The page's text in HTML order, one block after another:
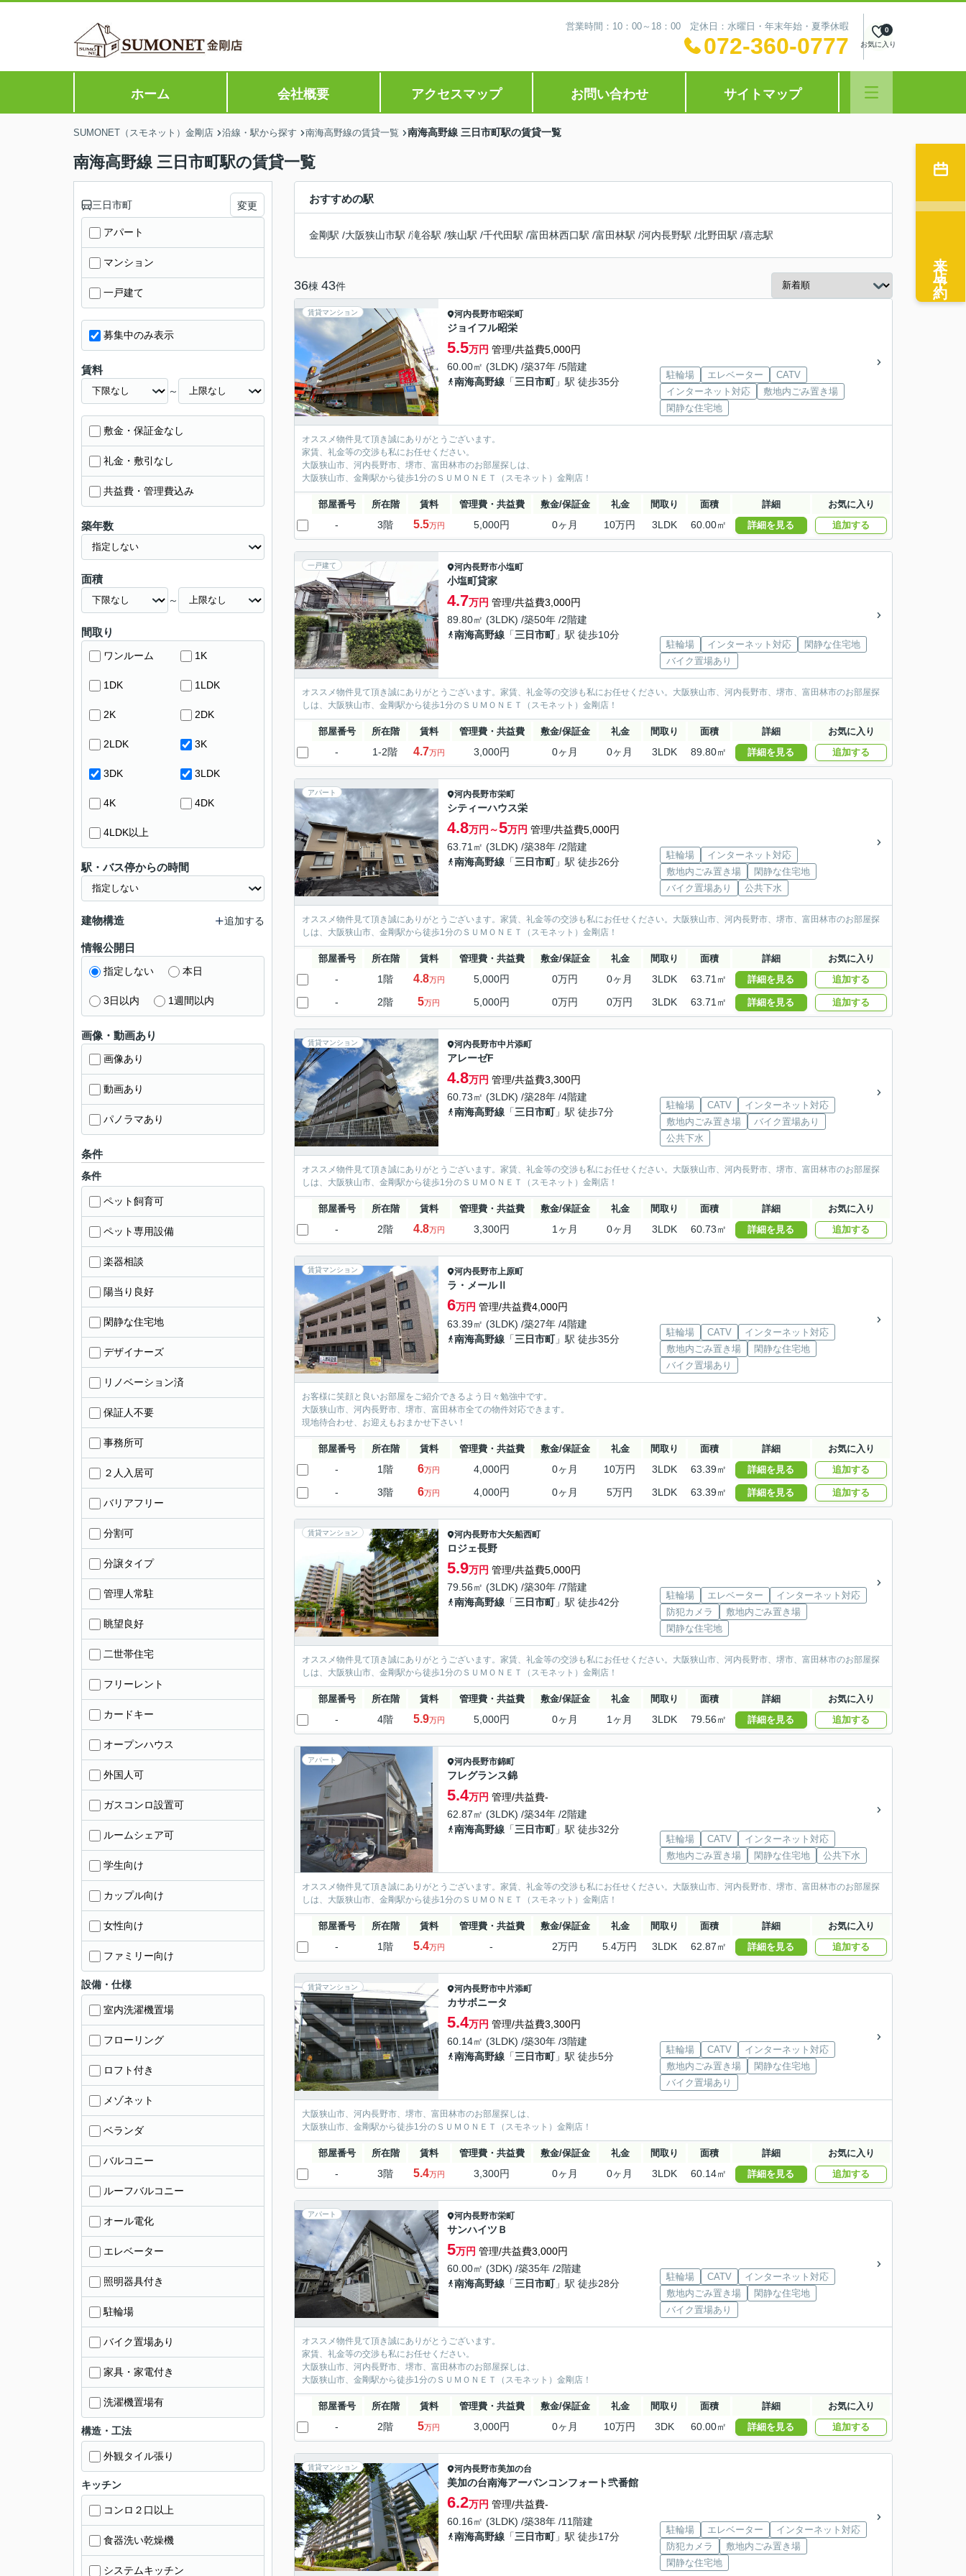
営業時間：10：00～18：00 定休日：水曜日・年末年始・夏季休暇
072-360-0777 お気に入り
0
ホーム 会社概要 アクセスマップ お問い合わせ サイトマップ
SUMONET（スモネット）金剛店 沿線・駅から探す 南海高野線の賃貸一覧 南海高野線 三日市町駅の賃貸一覧
南海高野線 三日市町駅の賃貸一覧
おすすめの駅
金剛駅 /大阪狭山市駅 /滝谷駅 /狭山駅 /千代田駅 /富田林西口駅 /富田林駅 /河内長野駅 /北野田駅 /喜志駅
36棟 43件
賃貸マンション 河内長野市昭栄町
ジョイフル昭栄
5.5万円 管理/共益費5,000円
60.00㎡ (3LDK) /築37年 /5階建
南海高野線 「三日市町」駅 徒歩35分
駐輪場 エレベーター
CATV
インターネット対応
敷地内ごみ置き場
閑静な住宅地
オススメ物件見て頂き誠にありがとうございます。
家賃、礼金等の交渉も私にお任せください。
大阪狭山市、河内長野市、堺市、富田林市のお部屋探しは、
大阪狭山市、金剛駅から徒歩1分のＳＵＭＯＮＥＴ（スモネット）金剛店！
部屋番号 所在階 賃料 管理費・共益費 敷金/保証金 礼金 間取り 面積 詳細 お気に入り
- 3階 5.5万円 5,000円 0ヶ月 10万円 3LDK 60.00㎡ 詳細を見る 追加する
一戸建て 河内長野市小塩町
小塩町貸家
4.7万円 管理/共益費3,000円
89.80㎡ (3LDK) /築50年 /2階建
南海高野線 「三日市町」駅 徒歩10分
駐輪場 インターネット対応
閑静な住宅地
バイク置場あり
オススメ物件見て頂き誠にありがとうございます。家賃、礼金等の交渉も私にお任せください。大阪狭山市、河内長野市、堺市、富田林市のお部屋探
しは、大阪狭山市、金剛駅から徒歩1分のＳＵＭＯＮＥＴ（スモネット）金剛店！
部屋番号 所在階 賃料 管理費・共益費 敷金/保証金 礼金 間取り 面積 詳細 お気に入り
- 1-2階 4.7万円 3,000円 0ヶ月 0ヶ月 3LDK 89.80㎡ 詳細を見る 追加する
アパート 河内長野市栄町
シティーハウス栄
4.8万円～5万円 管理/共益費5,000円
63.71㎡ (3LDK) /築38年 /2階建
南海高野線 「三日市町」駅 徒歩26分
駐輪場
インターネット対応
敷地内ごみ置き場
閑静な住宅地
バイク置場あり
公共下水
オススメ物件見て頂き誠にありがとうございます。家賃、礼金等の交渉も私にお任せください。大阪狭山市、河内長野市、堺市、富田林市のお部屋探
しは、大阪狭山市、金剛駅から徒歩1分のＳＵＭＯＮＥＴ（スモネット）金剛店！
部屋番号 所在階 賃料 管理費・共益費 敷金/保証金 礼金 間取り 面積 詳細 お気に入り
- 1階 4.8万円 5,000円 0万円 0ヶ月 3LDK 63.71㎡ 詳細を見る 追加する
- 2階 5万円 5,000円 0万円 0万円 3LDK 63.71㎡ 詳細を見る 追加する
賃貸マンション 河内長野市中片添町
アレーゼF
4.8万円 管理/共益費3,300円
60.73㎡ (3LDK) /築28年 /4階建
南海高野線 「三日市町」駅 徒歩7分
駐輪場 CATV
インターネット対応
敷地内ごみ置き場
バイク置場あり
公共下水
オススメ物件見て頂き誠にありがとうございます。家賃、礼金等の交渉も私にお任せください。大阪狭山市、河内長野市、堺市、富田林市のお部屋探
しは、大阪狭山市、金剛駅から徒歩1分のＳＵＭＯＮＥＴ（スモネット）金剛店！
部屋番号 所在階 賃料 管理費・共益費 敷金/保証金 礼金 間取り 面積 詳細 お気に入り
- 2階 4.8万円 3,300円 1ヶ月 0ヶ月 3LDK 60.73㎡ 詳細を見る 追加する
賃貸マンション 河内長野市上原町
ラ・メールⅡ
6万円 管理/共益費4,000円
63.39㎡ (3LDK) /築27年 /4階建
南海高野線 「三日市町」駅 徒歩35分
駐輪場 CATV
インターネット対応
敷地内ごみ置き場
閑静な住宅地
バイク置場あり
お客様に笑顔と良いお部屋をご紹介できるよう日々勉強中です。
大阪狭山市、河内長野市、堺市、富田林市全ての物件対応できます。
現地待合わせ、お迎えもおまかせ下さい！
部屋番号 所在階 賃料 管理費・共益費 敷金/保証金 礼金 間取り 面積 詳細 お気に入り
- 1階 6万円 4,000円 0ヶ月 10万円 3LDK 63.39㎡ 詳細を見る 追加する
- 3階 6万円 4,000円 0ヶ月 5万円 3LDK 63.39㎡ 詳細を見る 追加する
賃貸マンション 河内長野市大矢船西町
ロジェ長野
5.9万円 管理/共益費5,000円
79.56㎡ (3LDK) /築30年 /7階建
南海高野線 「三日市町」駅 徒歩42分
駐輪場 エレベーター
インターネット対応
防犯カメラ
敷地内ごみ置き場
閑静な住宅地
オススメ物件見て頂き誠にありがとうございます。家賃、礼金等の交渉も私にお任せください。大阪狭山市、河内長野市、堺市、富田林市のお部屋探
しは、大阪狭山市、金剛駅から徒歩1分のＳＵＭＯＮＥＴ（スモネット）金剛店！
部屋番号 所在階 賃料 管理費・共益費 敷金/保証金 礼金 間取り 面積 詳細 お気に入り
- 4階 5.9万円 5,000円 0ヶ月 1ヶ月 3LDK 79.56㎡ 詳細を見る 追加する
アパート 河内長野市錦町
フレグランス錦
5.4万円 管理/共益費-
62.87㎡ (3LDK) /築34年 /2階建
南海高野線 「三日市町」駅 徒歩32分
駐輪場 CATV
インターネット対応
敷地内ごみ置き場
閑静な住宅地 公共下水
オススメ物件見て頂き誠にありがとうございます。家賃、礼金等の交渉も私にお任せください。大阪狭山市、河内長野市、堺市、富田林市のお部屋探
しは、大阪狭山市、金剛駅から徒歩1分のＳＵＭＯＮＥＴ（スモネット）金剛店！
部屋番号 所在階 賃料 管理費・共益費 敷金/保証金 礼金 間取り 面積 詳細 お気に入り
- 1階 5.4万円 - 2万円 5.4万円 3LDK 62.87㎡ 詳細を見る 追加する
賃貸マンション 河内長野市中片添町
カサボニータ
5.4万円 管理/共益費3,300円
60.14㎡ (3LDK) /築30年 /3階建
南海高野線 「三日市町」駅 徒歩5分
駐輪場 CATV
インターネット対応
敷地内ごみ置き場
閑静な住宅地
バイク置場あり
大阪狭山市、河内長野市、堺市、富田林市のお部屋探しは、
大阪狭山市、金剛駅から徒歩1分のＳＵＭＯＮＥＴ（スモネット）金剛店！
部屋番号 所在階 賃料 管理費・共益費 敷金/保証金 礼金 間取り 面積 詳細 お気に入り
- 3階 5.4万円 3,300円 0ヶ月 0ヶ月 3LDK 60.14㎡ 詳細を見る 追加する
アパート 河内長野市栄町
サンハイツＢ
5万円 管理/共益費3,000円
60.00㎡ (3DK) /築35年 /2階建
南海高野線 「三日市町」駅 徒歩28分
駐輪場 CATV
インターネット対応
敷地内ごみ置き場
閑静な住宅地
バイク置場あり
オススメ物件見て頂き誠にありがとうございます。
家賃、礼金等の交渉も私にお任せください。
大阪狭山市、河内長野市、堺市、富田林市のお部屋探しは、
大阪狭山市、金剛駅から徒歩1分のＳＵＭＯＮＥＴ（スモネット）金剛店！
部屋番号 所在階 賃料 管理費・共益費 敷金/保証金 礼金 間取り 面積 詳細 お気に入り
- 2階 5万円 3,000円 0ヶ月 10万円 3DK 60.00㎡ 詳細を見る 追加する
賃貸マンション 河内長野市美加の台
美加の台南海アーバンコンフォート弐番館
6.2万円 管理/共益費-
60.16㎡ (3LDK) /築38年 /11階建
南海高野線 「三日市町」駅 徒歩17分
駐輪場 エレベーター
インターネット対応
防犯カメラ
敷地内ごみ置き場
閑静な住宅地
三日市町 変更
アパート
マンション
一戸建て
募集中のみ表示
賃料
～
敷金・保証金なし
礼金・敷引なし
共益費・管理費込み
築年数
面積
～
間取り
ワンルーム 1K
1DK 1LDK
2K 2DK
2LDK 3K
3DK 3LDK
4K 4DK
4LDK以上
駅・バス停からの時間
建物構造 追加する
情報公開日
指定しない 本日
3日以内 1週間以内
画像・動画あり
画像あり
動画あり
パノラマあり
条件
条件
ペット飼育可
ペット専用設備
楽器相談
陽当り良好
閑静な住宅地
デザイナーズ
リノベーション済
保証人不要
事務所可
２人入居可
バリアフリー
分割可
分譲タイプ
管理人常駐
眺望良好
二世帯住宅
フリーレント
カードキー
オープンハウス
外国人可
ガスコンロ設置可
ルームシェア可
学生向け
カップル向け
女性向け
ファミリー向け
設備・仕様
室内洗濯機置場
フローリング
ロフト付き
メゾネット
ベランダ
バルコニー
ルーフバルコニー
オール電化
エレベーター
照明器具付き
駐輪場
バイク置場あり
家具・家電付き
洗濯機置場有
構造・工法
外観タイル張り
キッチン
コンロ２口以上
食器洗い乾燥機
システムキッチン
来店予約